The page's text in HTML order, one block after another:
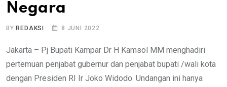
Negara
BY REDAKSI 8 JUNI 2022
Jakarta – Pj Bupati Kampar Dr H Kamsol MM menghadiri
pertemuan penjabat gubernur dan penjabat bupati /wali kota
dengan Presiden RI Ir Joko Widodo. Undangan ini hanya